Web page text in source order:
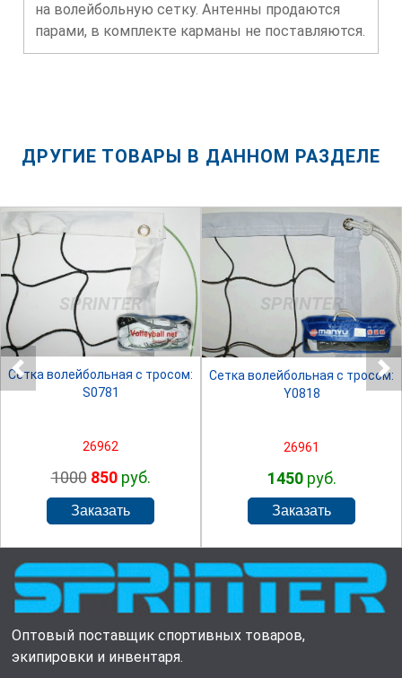
на волейбольную сетку. Антенны продаются
парами, в комплекте карманы не поставляются.
ДРУГИЕ ТОВАРЫ В ДАННОМ РАЗДЕЛЕ
SPRINTER
Сетка волейбольная с тросом:
S0781
26962
1000 850руб.
SPRINTER
Сетка волейбольная с тросом:
Y0818
26961
1450руб.
Оптовый поставщик спортивных товаров,
экипировки и инвентаря.